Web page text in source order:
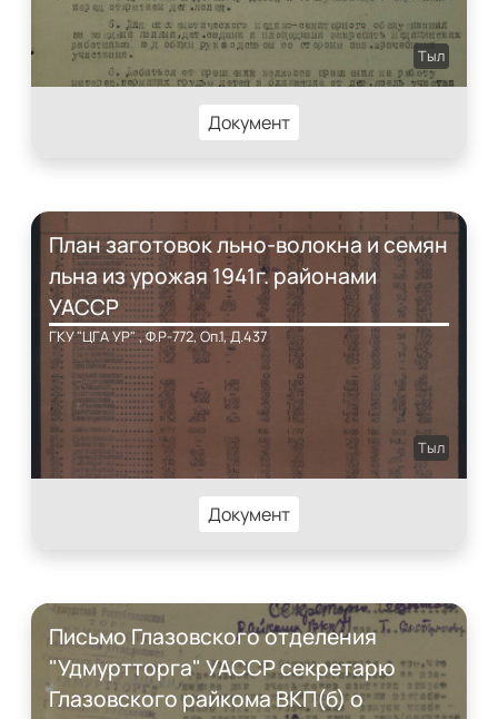
Тыл
Документ
План заготовок льно-волокна и семян
льна из урожая 1941г. районами
УАССР
ГКУ "ЦГА УР" , Ф.Р-772, Оп.1, Д.437
Тыл
Документ
Письмо Глазовского отделения
"Удмуртторга" УАССР секретарю
Глазовского райкома ВКП(б) о